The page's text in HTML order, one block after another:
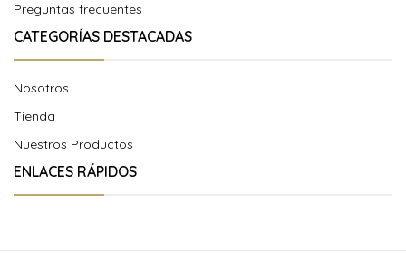
Preguntas frecuentes
CATEGORÍAS DESTACADAS
Nosotros
Tienda
Nuestros Productos
ENLACES RÁPIDOS